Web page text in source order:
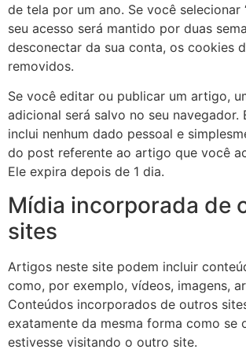
de tela por um ano. Se você selecionar
seu acesso será mantido por duas
desconectar da sua conta, os cookies
removidos.
Se você editar ou publicar um artigo,
adicional será salvo no seu navegador.
inclui nenhum dado pessoal e
do post referente ao artigo que você
Ele expira depois de 1 dia.
Mídia incorporada de
sites
Artigos neste site podem incluir
como, por exemplo, vídeos, imagens,
Conteúdos incorporados de outros
exatamente da mesma forma como se
estivesse visitando o outro site.